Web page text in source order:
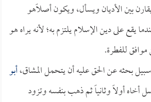
بين الأديان ويسأل، ويكون أصلاًهو
يقع على دين الإسلام يلتزم به؛ لأنه يراه هو
موافق للفطرة.
سبيل بحثه عن الحق عليه أن يتحمل المشاق،أبو
أخاه أولاً وثانياً ثم ذهب بنفسه وتزود